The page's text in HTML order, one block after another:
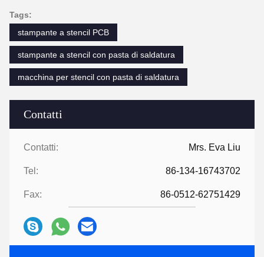
Contatti
Contatti: Mrs. Eva Liu
Tel: 86-134-16743702
Fax: 86-0512-62751429
Tags:
stampante a stencil PCB
stampante a stencil con pasta di saldatura
macchina per stencil con pasta di saldatura